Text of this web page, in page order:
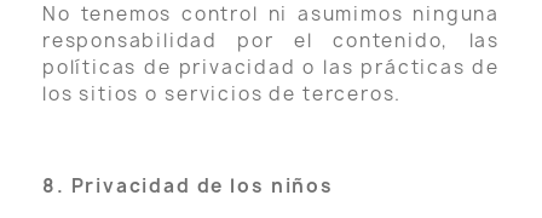
No tenemos control ni asumimos ninguna
responsabilidad por el contenido, las
políticas de privacidad o las prácticas de
los sitios o servicios de terceros.
8. Privacidad de los niños